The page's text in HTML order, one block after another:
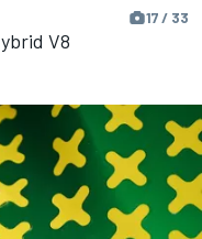
17 / 33
V8